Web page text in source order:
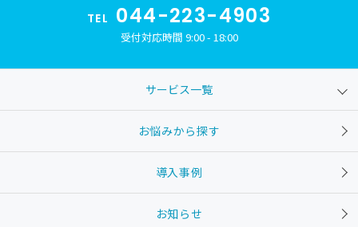
TEL 044-223-4903
受付対応時間 9:00 - 18:00
サービス一覧
お悩みから探す
導入事例
お知らせ